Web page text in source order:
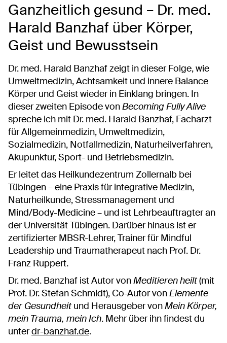
Ganzheitlich gesund – Dr. med.
Harald Banzhaf über Körper,
Geist und Bewusstsein
Dr. med. Harald Banzhaf zeigt in dieser Folge, wie
Umweltmedizin, Achtsamkeit und innere Balance
Körper und Geist wieder in Einklang bringen. In
dieser zweiten Episode vonBecoming Fully Alive
spreche ich mit Dr. med. Harald Banzhaf, Facharzt
für Allgemeinmedizin, Umweltmedizin,
Sozialmedizin, Notfallmedizin, Naturheilverfahren,
Akupunktur, Sport- und Betriebsmedizin.
Er leitet das Heilkundezentrum Zollernalb bei
Tübingen – eine Praxis für integrative Medizin,
Naturheilkunde, Stressmanagement und
Mind/Body-Medicine – und ist Lehrbeauftragter an
der Universität Tübingen. Darüber hinaus ist er
zertifizierterMBSR-Lehrer, Trainer fürMindful
Leadership und Traumatherapeut nach Prof. Dr.
Franz Ruppert.
Dr. med. Banzhaf ist Autor vonMeditieren heilt(mit
Prof. Dr. Stefan Schmidt), Co-Autor vonElemente
der Gesundheitund Herausgeber vonMein Körper,
mein Trauma, mein Ich. Mehr über ihn findest du
unterdr-banzhaf.de.